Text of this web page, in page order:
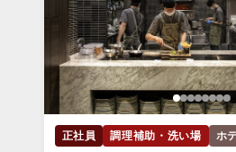
正社員 調理補助・洗い場 ホ